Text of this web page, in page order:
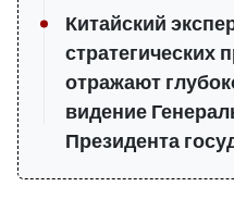
Китайский
стратегических
отражают
видение
Президента